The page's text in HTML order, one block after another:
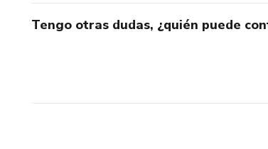
Tengo otras dudas, ¿quién puede